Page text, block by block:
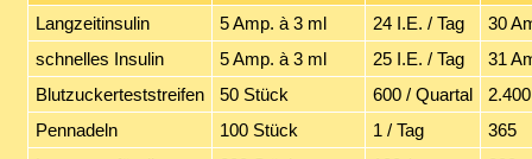
Langzeitinsulin
5 Amp. à 3 ml 24 I.E. / Tag
30
schnelles Insulin
5 Amp. à 3 ml 25 I.E. / Tag
31
Blutzuckerteststreifen
50 Stück 600 / Quartal
2.400
Pennadeln
100 Stück 1 / Tag
365